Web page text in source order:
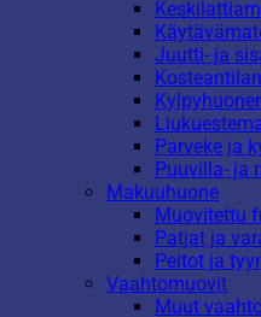
Juutti- ja
Parveke ja
Puuvilla- ja
Makuuhuone
Muovitettu
Patjat ja
Peitot ja
Vaahtomuovit
Muut